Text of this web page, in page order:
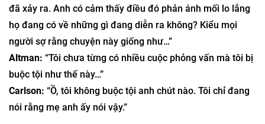
đã xảy ra. Anh có cảm thấy điều đó phản ánh mối lo lắng
họ đang có về những gì đang diễn ra không? Kiểu mọi
người sợ rằng chuyện này giống như…”
Altman: “Tôi chưa từng có nhiều cuộc phỏng vấn mà tôi bị
buộc tội như thế này…”
Carlson: “Ồ, tôi không buộc tội anh chút nào. Tôi chỉ đang
nói rằng mẹ anh ấy nói vậy.”